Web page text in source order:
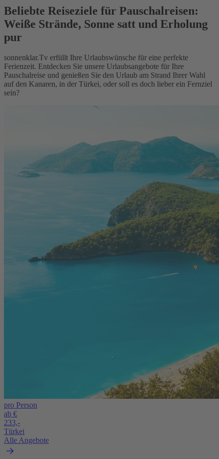
Beliebte Reiseziele für Pauschalreisen:
Weiße Strände, Sonne satt und Erholung
pur
sonnenklar.Tv erfüllt Ihre Urlaubswünsche für eine perfekte
Ferienzeit. Entdecken Sie unsere Urlaubsangebote für Ihre
Pauschalreise und genießen Sie den Urlaub am Strand Ihrer Wahl
auf den Kanaren, in der Türkei, oder soll es doch lieber ein Fernziel
sein?
pro Person
ab €
233,-
Türkei
Alle Angebote